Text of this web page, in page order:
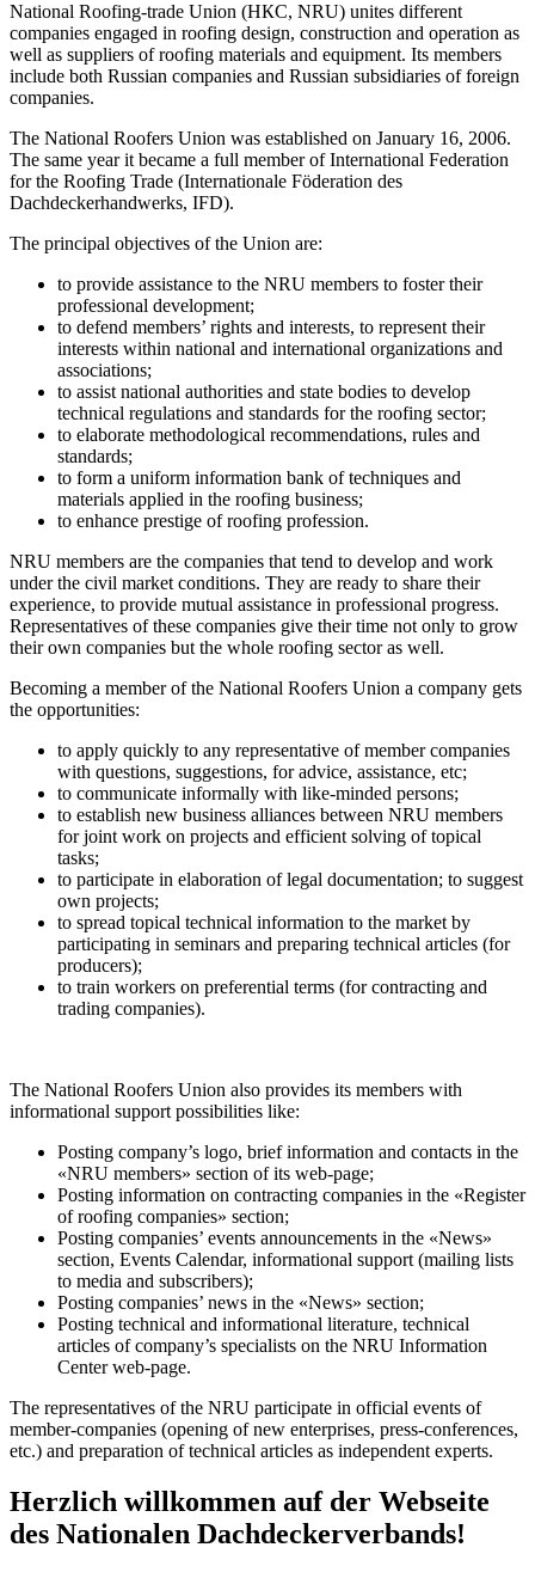
National Roofing-trade Union (НКС, NRU) unites different
companies engaged in roofing design, construction and operation as
well as suppliers of roofing materials and equipment. Its members
include both Russian companies and Russian subsidiaries of foreign
companies.
The National Roofers Union was established on January 16, 2006.
The same year it became a full member of International Federation
for the Roofing Trade (Internationale Föderation des
Dachdeckerhandwerks, IFD).
The principal objectives of the Union are:
to provide assistance to the NRU members to foster their
professional development;
to defend members’ rights and interests, to represent their
interests within national and international organizations and
associations;
to assist national authorities and state bodies to develop
technical regulations and standards for the roofing sector;
to elaborate methodological recommendations, rules and
standards;
to form a uniform information bank of techniques and
materials applied in the roofing business;
to enhance prestige of roofing profession.
NRU members are the companies that tend to develop and work
under the civil market conditions. They are ready to share their
experience, to provide mutual assistance in professional progress.
Representatives of these companies give their time not only to grow
their own companies but the whole roofing sector as well.
Becoming a member of the National Roofers Union a company gets
the opportunities:
to apply quickly to any representative of member companies
with questions, suggestions, for advice, assistance, etc;
to communicate informally with like-minded persons;
to establish new business alliances between NRU members
for joint work on projects and efficient solving of topical
tasks;
to participate in elaboration of legal documentation; to suggest
own projects;
to spread topical technical information to the market by
participating in seminars and preparing technical articles (for
producers);
to train workers on preferential terms (for contracting and
trading companies).
The National Roofers Union also provides its members with
informational support possibilities like:
Posting company’s logo, brief information and contacts in the
«NRU members» section of its web-page;
Posting information on contracting companies in the «Register
of roofing companies» section;
Posting companies’ events announcements in the «News»
section, Events Calendar, informational support (mailing lists
to media and subscribers);
Posting companies’ news in the «News» section;
Posting technical and informational literature, technical
articles of company’s specialists on the NRU Information
Center web-page.
The representatives of the NRU participate in official events of
member-companies (opening of new enterprises, press-conferences,
etc.) and preparation of technical articles as independent experts.
Herzlich willkommen auf der Webseite
des Nationalen Dachdeckerverbands!